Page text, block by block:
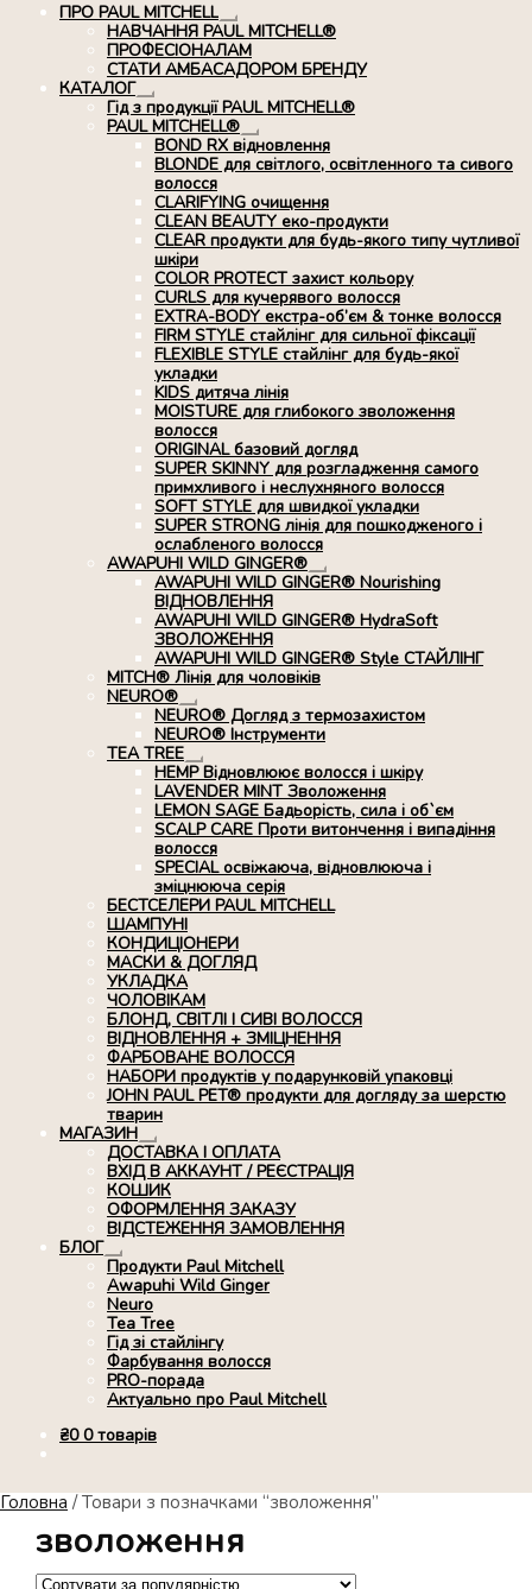
ПРО PAUL MITCHELL
Розгорнуте
вкладене
меню
НАВЧАННЯ PAUL MITCHELL®
ПРОФЕСІОНАЛАМ
СТАТИ АМБАСАДОРОМ БРЕНДУ
КАТАЛОГ
Розгорнуте
вкладене
меню
Гід з продукції PAUL MITCHELL®
PAUL MITCHELL®
Розгорнуте
вкладене
меню
BOND RX вiдновлення
BLONDE для світлого, освітленного та сивого
волосся
CLARIFYING очищення
CLEAN BEAUTY еко-продукти
CLEAR продукти для будь-якого типу чутливої
шкіри
COLOR PROTECT захист кольору
CURLS для кучерявого волосся
EXTRA-BODY екстра-об’єм & тонке волосся
FIRM STYLE стайлінг для сильної фіксації
FLEXIBLE STYLE стайлінг для будь-якої
укладки
KIDS дитяча лінія
MOISTURE для глибокого зволоження
волосся
ORIGINAL базовий догляд
SUPER SKINNY для розгладження самого
примхливого і неслухняного волосся
SOFT STYLE для швидкої укладки
SUPER STRONG лінія для пошкодженого і
ослабленого волосся
AWAPUHI WILD GINGER®
Розгорнуте
вкладене
меню
AWAPUHI WILD GINGER® Nourishing
ВІДНОВЛЕННЯ
AWAPUHI WILD GINGER® HydraSoft
ЗВОЛОЖЕННЯ
AWAPUHI WILD GINGER® Style СТАЙЛІНГ
MITCH® Лінія для чоловіків
NEURO®
Розгорнуте
вкладене
меню
NEURO® Догляд з термозахистом
NEURO® Інструменти
TEA TREE
Розгорнуте
вкладене
меню
HEMP Відновлюює волосся і шкіру
LAVENDER MINT Зволоження
LEMON SAGE Бадьорість, сила і об`єм
SCALP CARE Проти витончення і випадіння
волосся
SPECIAL освіжаюча, відновлююча і
зміцнююча серія
БЕСТСЕЛЕРИ PAUL MITCHELL
ШАМПУНІ
КОНДИЦІОНЕРИ
МАСКИ & ДОГЛЯД
УКЛАДКА
ЧОЛОВІКАМ
БЛОНД, СВІТЛІ І СИВІ ВОЛОССЯ
ВІДНОВЛЕННЯ + ЗМІЦНЕННЯ
ФАРБОВАНЕ ВОЛОССЯ
НАБОРИ продуктів у подарунковій упаковці
JOHN PAUL PET® продукти для догляду за шерстю
тварин
МАГАЗИН
Розгорнуте
вкладене
меню
ДОСТАВКА І ОПЛАТА
ВХІД В АККАУНТ / РЕЄСТРАЦІЯ
КОШИК
ОФОРМЛЕННЯ ЗАКАЗУ
ВІДСТЕЖЕННЯ ЗАМОВЛЕННЯ
БЛОГ
Розгорнуте
вкладене
меню
Продукти Paul Mitchell
Awapuhi Wild Ginger
Neuro
Tea Tree
Гід зі стайлінгу
Фарбування волосся
PRO-порада
Актуально про Paul Mitchell
₴0 0 товарів
Головна /Товари з позначками “зволоження”
зволоження